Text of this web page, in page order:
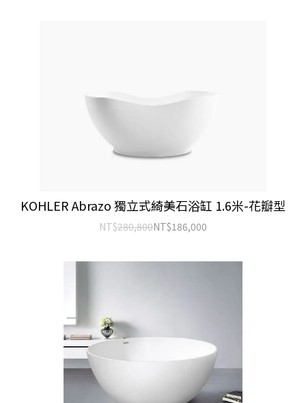
KOHLER Abrazo 獨立式綺美石浴缸 1.6米-花瓣型
NT$280,800NT$186,000